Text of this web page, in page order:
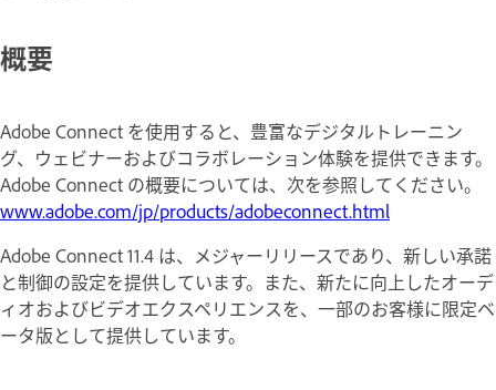
概要
Adobe Connect を使用すると、豊富なデジタルトレーニン
グ、ウェビナーおよびコラボレーション体験を提供できます。
Adobe Connect の概要については、次を参照してください。
www.adobe.com/jp/products/adobeconnect.html
Adobe Connect 11.4 は、メジャーリリースであり、新しい承諾
と制御の設定を提供しています。また、新たに向上したオーデ
ィオおよびビデオエクスペリエンスを、一部のお客様に限定ベ
ータ版として提供しています。